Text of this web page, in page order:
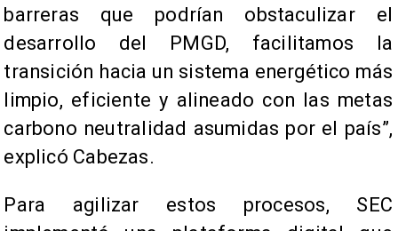
barreras que podrían obstaculizar el
desarrollo del PMGD, facilitamos la
transición hacia un sistema energético más
limpio, eficiente y alineado con las metas
carbono neutralidad asumidas por el país”,
explicó Cabezas.
Para agilizar estos procesos, SEC